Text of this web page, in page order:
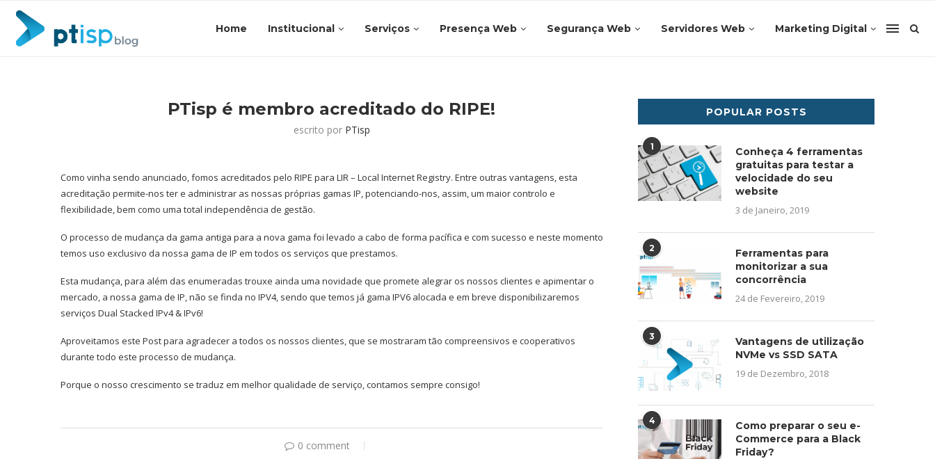
Home Institucional Serviços Presença Web Segurança Web Servidores Web Marketing Digital
PTisp é membro acreditado do RIPE!
escrito por PTisp
Como vinha sendo anunciado, fomos acreditados pelo RIPE para LIR – Local Internet Registry. Entre outras vantagens, esta
acreditação permite-nos ter e administrar as nossas próprias gamas IP, potenciando-nos, assim, um maior controlo e
flexibilidade, bem como uma total independência de gestão.
O processo de mudança da gama antiga para a nova gama foi levado a cabo de forma pacífica e com sucesso e neste momento
temos uso exclusivo da nossa gama de IP em todos os serviços que prestamos.
Esta mudança, para além das enumeradas trouxe ainda uma novidade que promete alegrar os nossos clientes e apimentar o
mercado, a nossa gama de IP, não se finda no IPV4, sendo que temos já gama IPV6 alocada e em breve disponibilizaremos
serviços Dual Stacked IPv4 & IPv6!
Aproveitamos este Post para agradecer a todos os nossos clientes, que se mostraram tão compreensivos e cooperativos
durante todo este processo de mudança.
Porque o nosso crescimento se traduz em melhor qualidade de serviço, contamos sempre consigo!
0 comment
POPULAR POSTS
1
Conheça 4 ferramentas
gratuitas para testar a
velocidade do seu
website
3 de Janeiro, 2019
2
Ferramentas para
monitorizar a sua
concorrência
24 de Fevereiro, 2019
3
Vantagens de utilização
NVMe vs SSD SATA
19 de Dezembro, 2018
4
Como preparar o seu e-
Commerce para a Black
Friday?